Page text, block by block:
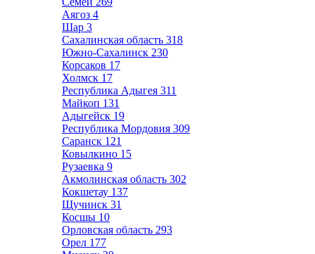
Аягоз 4
Шар 3
Сахалинская область 318
Южно-Сахалинск 230
Корсаков 17
Холмск 17
Республика Адыгея 311
Майкоп 131
Адыгейск 19
Республика Мордовия 309
Саранск 121
Ковылкино 15
Рузаевка 9
Акмолинская область 302
Кокшетау 137
Щучинск 31
Косшы 10
Орловская область 293
Орел 177